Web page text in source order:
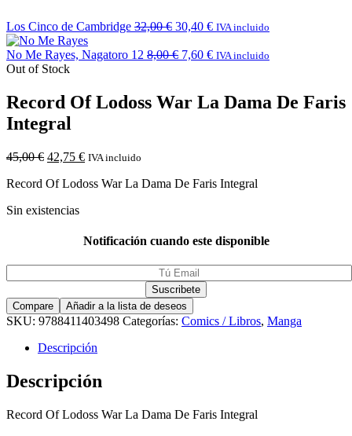
Los Cinco de Cambridge 32,00€ 30,40 € IVA incluido
No Me Rayes, Nagatoro 12 8,00€ 7,60 € IVA incluido
Out of Stock
Record Of Lodoss War La Dama De Faris
Integral
45,00€ 42,75 € IVA incluido
Record Of Lodoss War La Dama De Faris Integral
Sin existencias
Notificación cuando este disponible
Compare Añadir a la lista de deseos
SKU: 9788411403498 Categorías: Comics / Libros, Manga
Descripción
Descripción
Record Of Lodoss War La Dama De Faris Integral